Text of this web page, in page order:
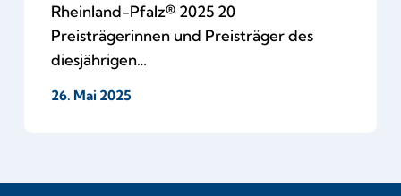
Rheinland-Pfalz® 2025 20
Preisträgerinnen und Preisträger des
diesjährigen…
26. Mai 2025